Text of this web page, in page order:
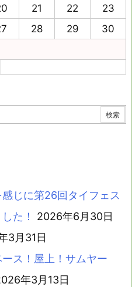
21 22
23
28 29
30
じに第26回タイフェス
た！
2026年6月30日
3月31日
ス！屋上！サムヤー
年3月13日